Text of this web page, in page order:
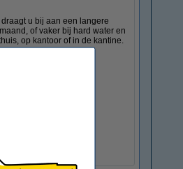
u bij aan een langere
of vaker bij hard water en
op kantoor of in de kantine.